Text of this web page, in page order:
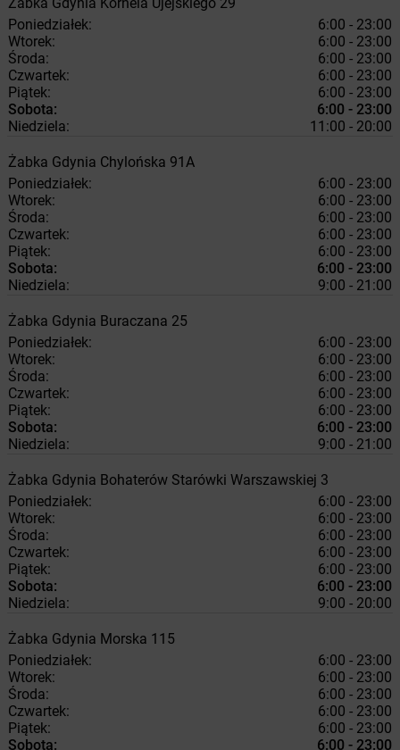
Poniedziałek:
6:00 - 23:00
Wtorek:
6:00 - 23:00
Środa:
6:00 - 23:00
Czwartek:
6:00 - 23:00
Piątek:
6:00 - 23:00
Sobota:
6:00 - 23:00
Niedziela:
11:00 - 20:00
Żabka Gdynia Chylońska 91A
Poniedziałek:
6:00 - 23:00
Wtorek:
6:00 - 23:00
Środa:
6:00 - 23:00
Czwartek:
6:00 - 23:00
Piątek:
6:00 - 23:00
Sobota:
6:00 - 23:00
Niedziela:
9:00 - 21:00
Żabka Gdynia Buraczana 25
Poniedziałek:
6:00 - 23:00
Wtorek:
6:00 - 23:00
Środa:
6:00 - 23:00
Czwartek:
6:00 - 23:00
Piątek:
6:00 - 23:00
Sobota:
6:00 - 23:00
Niedziela:
9:00 - 21:00
Żabka Gdynia Bohaterów Starówki Warszawskiej 3
Poniedziałek:
6:00 - 23:00
Wtorek:
6:00 - 23:00
Środa:
6:00 - 23:00
Czwartek:
6:00 - 23:00
Piątek:
6:00 - 23:00
Sobota:
6:00 - 23:00
Niedziela:
9:00 - 20:00
Żabka Gdynia Morska 115
Poniedziałek:
6:00 - 23:00
Wtorek:
6:00 - 23:00
Środa:
6:00 - 23:00
Czwartek:
6:00 - 23:00
Piątek:
6:00 - 23:00
Sobota:
6:00 - 23:00